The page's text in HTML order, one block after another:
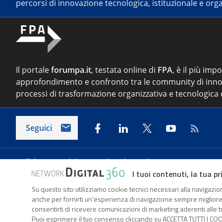
percorsi di innovazione tecnologica, istituzionale e
Il portaleforumpa.it, testata online di FPA, è il più
approfondimento e confronto tra le community di
processi di trasformazione organizzativa e tecnologica
Seguici
Indirizzo:Via del Porto Fluviale 67/d – 00154 Roma
Forumpa.it è una pubblicazione telematica iscritta
FPA s.r.l. è società soggetta a Direzione e
I tuoi contenuti, la tua
Su questo sito utilizziamo cookie tecnici necessari alla
anche per fornirti un’esperienza di navigazione sempre
consentirti di ricevere comunicazioni di marketing aderenti alle
Puoi esprimere il tuo consenso cliccando su ACCETTA TUTTI I